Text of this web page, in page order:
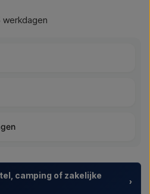
werkdagen
camping of zakelijke
›